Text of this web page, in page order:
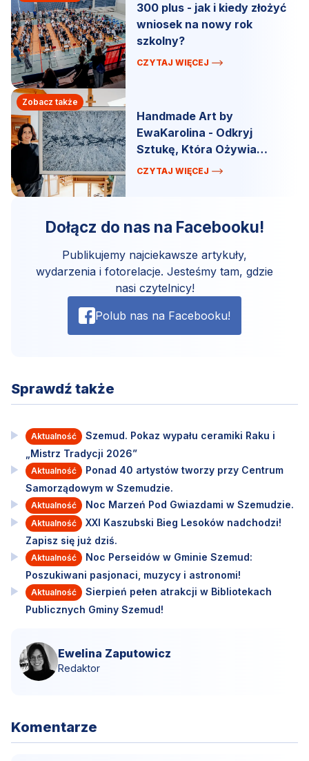
300 plus - jak i kiedy złożyć
wniosek na nowy rok
szkolny?
CZYTAJ WIĘCEJ
Zobacz także
Handmade Art by
EwaKarolina - Odkryj
Sztukę, Która Ożywia
Przestrzeń!
CZYTAJ WIĘCEJ
Dołącz do nas na Facebooku!
Publikujemy najciekawsze artykuły,
wydarzenia i fotorelacje. Jesteśmy tam, gdzie
nasi czytelnicy!
Polub nas na Facebooku!
Sprawdź także
Aktualność
Szemud. Pokaz wypału ceramiki Raku i
„Mistrz Tradycji 2026”
Aktualność
Ponad 40 artystów tworzy przy Centrum
Samorządowym w Szemudzie.
Aktualność Noc Marzeń Pod Gwiazdami w Szemudzie.
Aktualność
XXI Kaszubski Bieg Lesoków nadchodzi!
Zapisz się już dziś.
Aktualność
Noc Perseidów w Gminie Szemud:
Poszukiwani pasjonaci, muzycy i astronomi!
Aktualność
Sierpień pełen atrakcji w Bibliotekach
Publicznych Gminy Szemud!
Ewelina Zaputowicz
Redaktor
Komentarze